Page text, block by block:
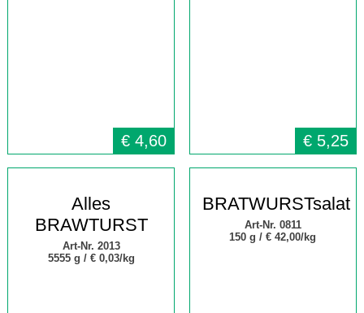
€ 4,60 € 5,25
Alles
BRAWTURST
Art-Nr. 2013
5555 g / €0,03/kg
BRATWURSTsalat
Art-Nr. 0811
150 g /€ 42,00/kg